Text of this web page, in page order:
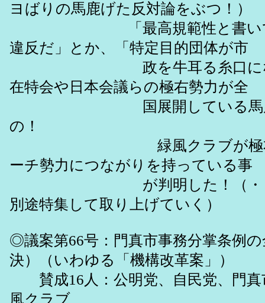
ヨばりの馬鹿げた反対論をぶつ！）
「最高規範性と書いてい
違反だ」とか、「特定目的団体が市
政を牛耳る糸口になる
在特会や日本会議らの極右勢力が全
国展開している馬鹿主
の！
緑風クラブが極右・
ーチ勢力につながりを持っている事
が判明した！（・・・
別途特集して取り上げていく）
◎議案第66号：門真市事務分掌条例
決）（いわゆる「機構改革案」）
賛成16人：公明党、自民党、門真
風クラブ